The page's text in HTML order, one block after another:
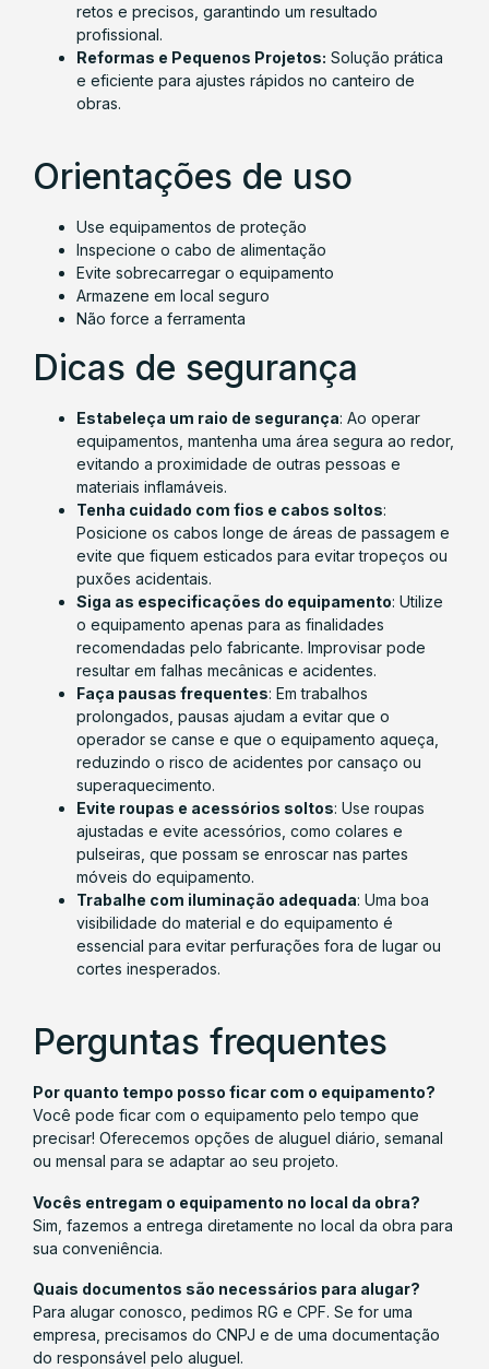
retos e precisos, garantindo um resultado
profissional.
Reformas e Pequenos Projetos: Solução prática
e eficiente para ajustes rápidos no canteiro de
obras.
Orientações de uso
Use equipamentos de proteção
Inspecione o cabo de alimentação
Evite sobrecarregar o equipamento
Armazene em local seguro
Não force a ferramenta
Dicas de segurança
Estabeleça um raio de segurança: Ao operar
equipamentos, mantenha uma área segura ao redor,
evitando a proximidade de outras pessoas e
materiais inflamáveis.
Tenha cuidado com fios e cabos soltos:
Posicione os cabos longe de áreas de passagem e
evite que fiquem esticados para evitar tropeços ou
puxões acidentais.
Siga as especificações do equipamento: Utilize
o equipamento apenas para as finalidades
recomendadas pelo fabricante. Improvisar pode
resultar em falhas mecânicas e acidentes.
Faça pausas frequentes: Em trabalhos
prolongados, pausas ajudam a evitar que o
operador se canse e que o equipamento aqueça,
reduzindo o risco de acidentes por cansaço ou
superaquecimento.
Evite roupas e acessórios soltos: Use roupas
ajustadas e evite acessórios, como colares e
pulseiras, que possam se enroscar nas partes
móveis do equipamento.
Trabalhe com iluminação adequada: Uma boa
visibilidade do material e do equipamento é
essencial para evitar perfurações fora de lugar ou
cortes inesperados.
Perguntas frequentes
Por quanto tempo posso ficar com o equipamento?
Você pode ficar com o equipamento pelo tempo que
precisar! Oferecemos opções de aluguel diário, semanal
ou mensal para se adaptar ao seu projeto.
Vocês entregam o equipamento no local da obra?
Sim, fazemos a entrega diretamente no local da obra para
sua conveniência.
Quais documentos são necessários para alugar?
Para alugar conosco, pedimos RG e CPF. Se for uma
empresa, precisamos do CNPJ e de uma documentação
do responsável pelo aluguel.